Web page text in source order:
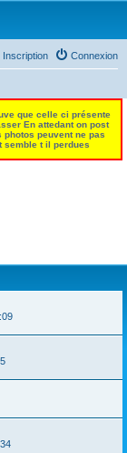
Connexion
Inscription
que celle ci présente
En attedant on post
photos peuvent ne pas
semble t il perdues